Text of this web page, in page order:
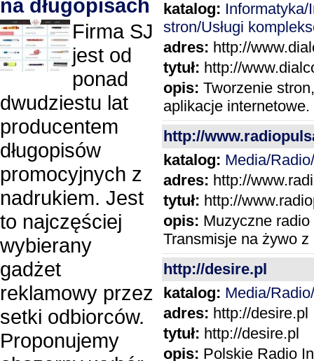
katalog:
stron/Usługi
adres: http://
tytuł: http://
opis: Tworzenie
aplikacje internetowe.
http://
katalog: Media/
adres: http://
tytuł: http://
opis: Muzyczne
Transmisje na żywo z
http://desire.pl
katalog: Media/
adres: http://desire.pl
tytuł: http://desire.pl
opis: Polskie Radio
na długopisach
Firma SJ
jest od
ponad
dwudziestu lat
producentem
długopisów
promocyjnych z
nadrukiem. Jest
to najczęściej
wybierany
gadżet
reklamowy przez
setki odbiorców.
Proponujemy